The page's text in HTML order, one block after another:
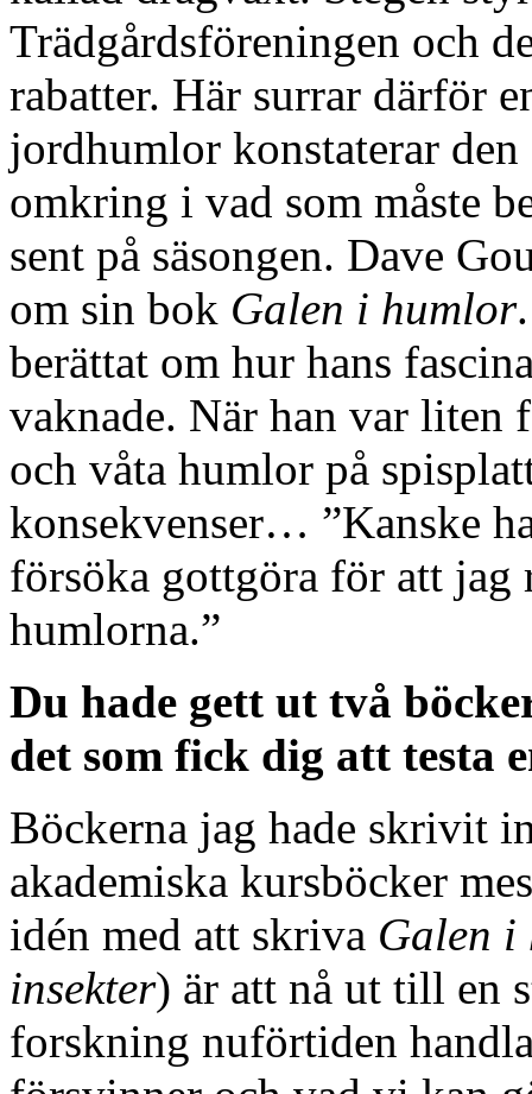
Trädgårdsföreningen och
rabatter. Här surrar därför
jordhumlor konstaterar
omkring i vad som måste
sent på säsongen. Dave
om sin bok Galen i humlor
berättat om hur hans
vaknade. När han var liten
och våta humlor på
konsekvenser… ”Kanske
försöka gottgöra för att jag
humlorna.”
Du hade gett ut två
det som fick dig att testa
Böckerna jag hade skrivit
akademiska kursböcker
idén med att skriva Galen i
insekter) är att nå ut till en
forskning nuförtiden